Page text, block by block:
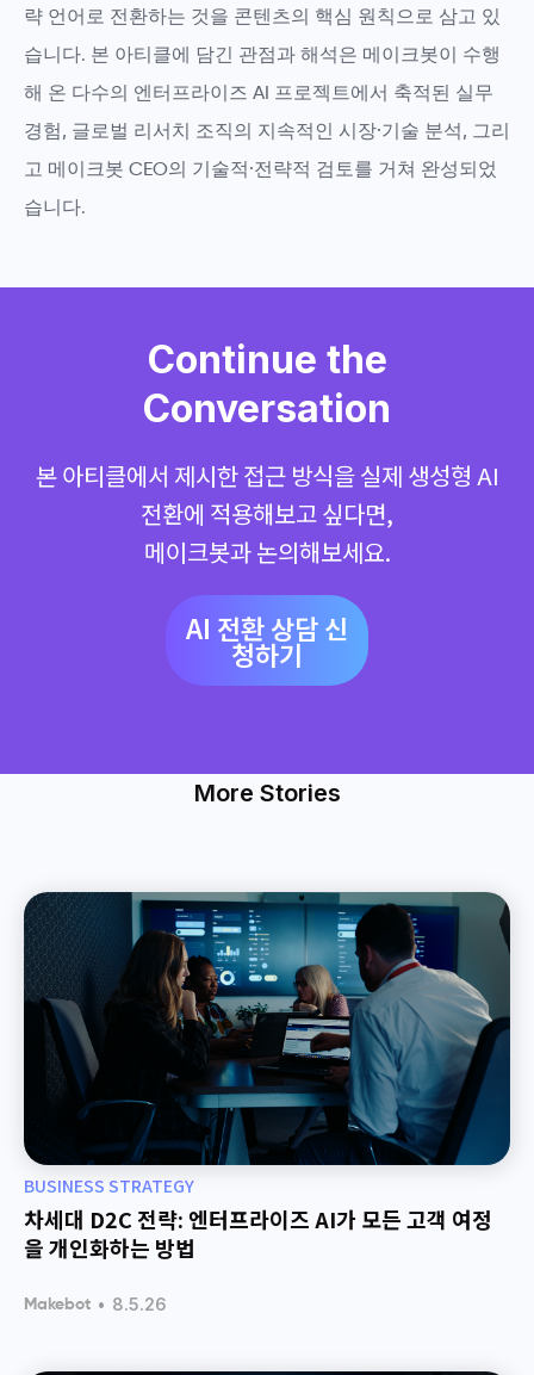
략 언어로 전환하는 것을 콘텐츠의 핵심 원칙으로 삼고 있
습니다. 본 아티클에 담긴 관점과 해석은 메이크봇이 수행
해 온 다수의 엔터프라이즈 AI 프로젝트에서 축적된 실무
경험, 글로벌 리서치 조직의 지속적인 시장·기술 분석, 그리
고 메이크봇 CEO의 기술적·전략적 검토를 거쳐 완성되었
습니다.
Continue the
Conversation
본 아티클에서 제시한 접근 방식을 실제 생성형 AI
전환에 적용해보고 싶다면,
메이크봇과 논의해보세요.
AI 전환 상담 신
청하기
More Stories
BUSINESS STRATEGY
차세대 D2C 전략: 엔터프라이즈 AI가 모든 고객 여정
을 개인화하는 방법
Makebot • 8.5.26